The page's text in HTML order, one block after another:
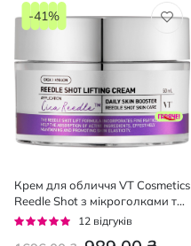
Крем для обличчя VT Cosmetics
Reedle Shot з мікроголками та
ефектом ліфтингу 50 мл
Рейтинг:
12 відгуків
-41%